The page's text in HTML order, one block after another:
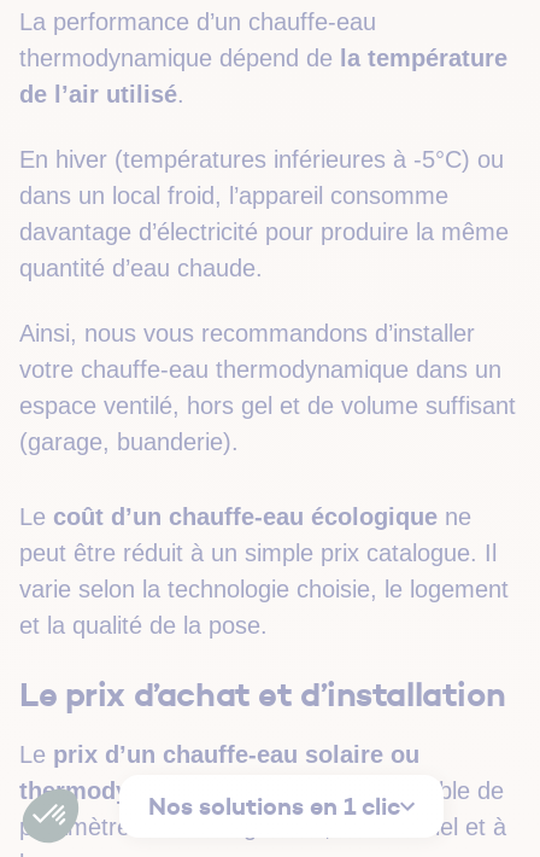
La performance d’un chauffe-eau
thermodynamique dépend de la température
de l’air utilisé.
En hiver (températures inférieures à -5°C) ou
dans un local froid, l’appareil consomme
davantage d’électricité pour produire la même
quantité d’eau chaude.
Ainsi, nous vous recommandons d’installer
votre chauffe-eau thermodynamique dans un
espace ventilé, hors gel et de volume suffisant
(garage, buanderie).
Le coût d’un chauffe-eau écologique ne
peut être réduit à un simple prix catalogue. Il
varie selon la technologie choisie, le logement
et la qualité de la pose.
Le prix d’achat et d’installation
Le prix d’un chauffe-eau solaire ou
thermodynamique
résulte d’un ensemble de
paramètres liés au logement, au matériel et à
Nos solutions en 1 clic